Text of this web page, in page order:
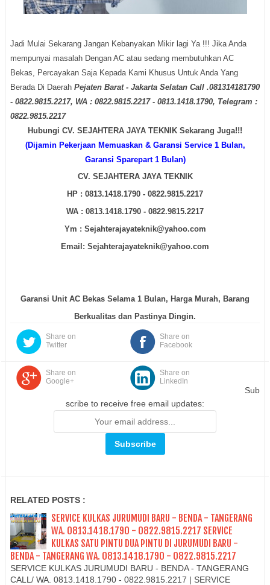
Jadi Mulai Sekarang Jangan Kebanyakan Mikir lagi Ya !!! Jika Anda
mempunyai masalah Dengan AC atau sedang membutuhkan AC
Bekas, Percayakan Saja Kepada Kami Khusus Untuk Anda Yang
Berada Di Daerah Pejaten Barat - Jakarta Selatan Call .081314181790
- 0822.9815.2217, WA : 0822.9815.2217 - 0813.1418.1790, Telegram :
0822.9815.2217
Hubungi CV. SEJAHTERA JAYA TEKNIK Sekarang Juga!!!
(Dijamin Pekerjaan Memuaskan & Garansi Service 1 Bulan,
Garansi Sparepart 1 Bulan)
CV. SEJAHTERA JAYA TEKNIK
HP : 0813.1418.1790 - 0822.9815.2217
WA : 0813.1418.1790 - 0822.9815.2217
Ym : Sejahterajayateknik@yahoo.com
Email: Sejahterajayateknik@yahoo.com
Garansi Unit AC Bekas Selama 1 Bulan, Harga Murah, Barang
Berkualitas dan Pastinya Dingin.
Share on
Facebook
Share on
Twitter
Share on
Google+
Share on
LinkedIn
Sub
scribe to receive free email updates:
RELATED POSTS :
SERVICE KULKAS JURUMUDI BARU - BENDA - TANGERANG
WA. 0813.1418.1790 - 0822.9815.2217 SERVICE
KULKAS SATU PINTU DUA PINTU DI JURUMUDI BARU -
BENDA - TANGERANG WA. 0813.1418.1790 - 0822.9815.2217
SERVICE KULKAS JURUMUDI BARU - BENDA - TANGERANG
CALL/ WA. 0813.1418.1790 - 0822.9815.2217 | SERVICE